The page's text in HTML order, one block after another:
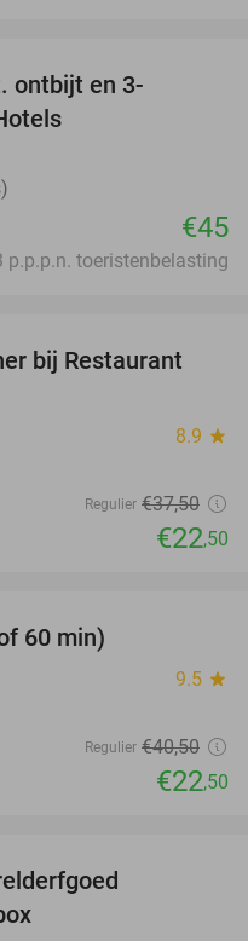
ontbijt en 3-
€45
p.p.p.n. toeristenbelasting
40%
bij Restaurant
8.9 star
Regulier €37,50
€22,50
60 min)
9.5 star
Regulier €40,50
€22,50